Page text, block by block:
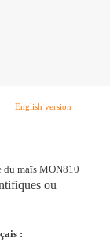
English version
du maïs MON810
ou
: